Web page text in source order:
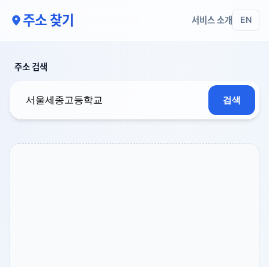
주소 찾기 서비스 소개 EN
주소 검색
검색